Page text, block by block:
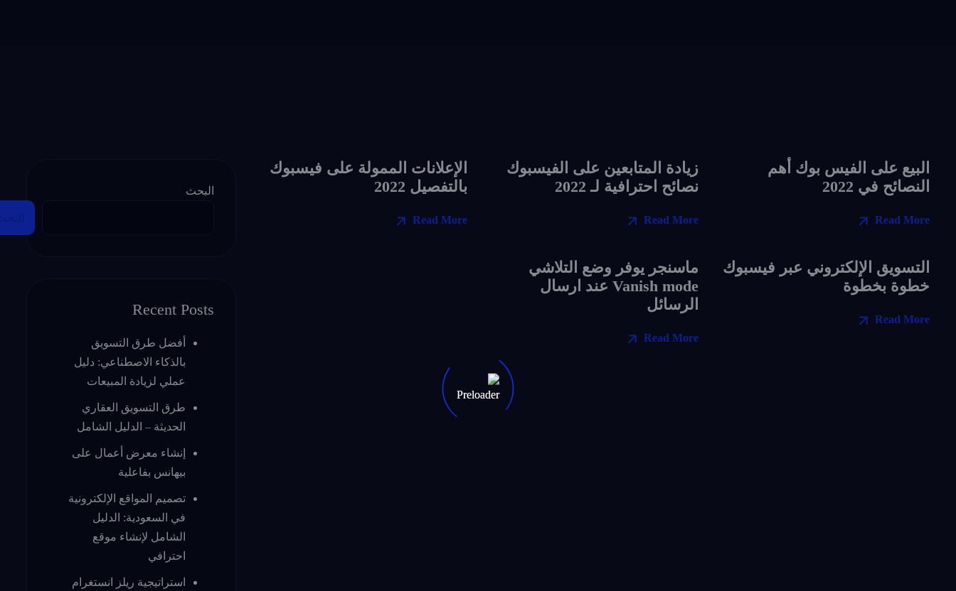
البيع على الفيس بوك أهم
النصائح في 2022
Read More
زيادة المتابعين على الفيسبوك
نصائح احترافية لـ 2022
Read More
الإعلانات الممولة على فيسبوك
بالتفصيل 2022
Read More
التسويق الإلكتروني عبر فيسبوك
خطوة بخطوة
Read More
ماسنجر يوفر وضع التلاشي
Vanish mode عند ارسال
الرسائل
Read More
البحث
Recent Posts
أفضل طرق التسويق
بالذكاء الاصطناعي: دليل
عملي لزيادة المبيعات
طرق التسويق العقاري
الحديثة – الدليل الشامل
إنشاء معرض أعمال على
بيهانس بفاعلية
تصميم المواقع الإلكترونية
في السعودية: الدليل
الشامل لإنشاء موقع
احترافي
استراتيجية ريلز انستغرام